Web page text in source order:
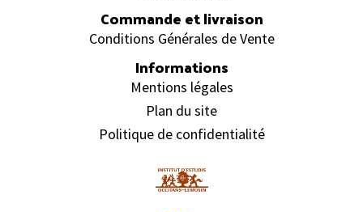
Commande et livraison
Conditions Générales de Vente
Informations
Mentions légales
Plan du site
Politique de confidentialité